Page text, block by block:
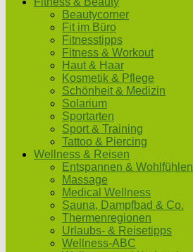
Beautycorner
Fit im Büro
Fitnesstipps
Fitness & Workout
Haut & Haar
Kosmetik & Pflege
Schönheit & Medizin
Solarium
Sportarten
Sport & Training
Tattoo & Piercing
Wellness & Reisen
Entspannen & Wohlfühlen
Massage
Medical Wellness
Sauna, Dampfbad & Co.
Thermenregionen
Urlaubs- & Reisetipps
Wellness-ABC